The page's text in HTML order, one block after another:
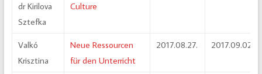
dr Kirilova
Sztefka
Culture
Valkó
Krisztina
Neue Ressourcen
für den Unterricht
2017.08.27. 2017.09.02.